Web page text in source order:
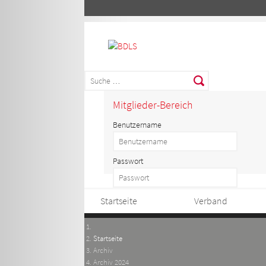
Mitglieder-Bereich
Benutzername
Passwort
Startseite Verband
Startseite
Archiv
Archiv 2024